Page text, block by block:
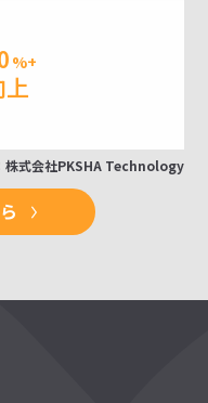
%+
上
株式会社PKSHA Technology